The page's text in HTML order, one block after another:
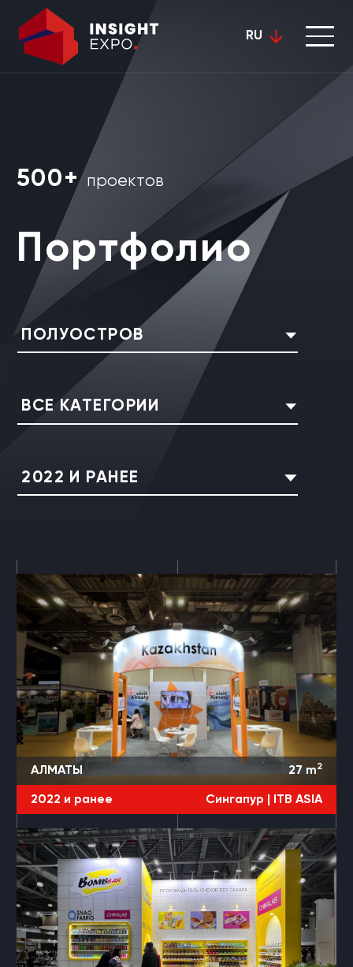
RU
500+ проектов
Портфолио
ПОЛУОСТРОВ
ВСЕ КАТЕГОРИИ
2022 И РАНЕЕ
АЛМАТЫ 27 m2
2022 и ранее Сингапур | ITB ASIA